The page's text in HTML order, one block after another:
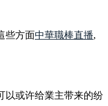
些方面中華職棒直播,
以或许给業主带来的纷